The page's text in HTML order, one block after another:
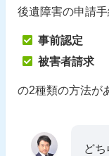
後遺障害の申請
事前認定
被害者請求
の2種類の方法が
どち